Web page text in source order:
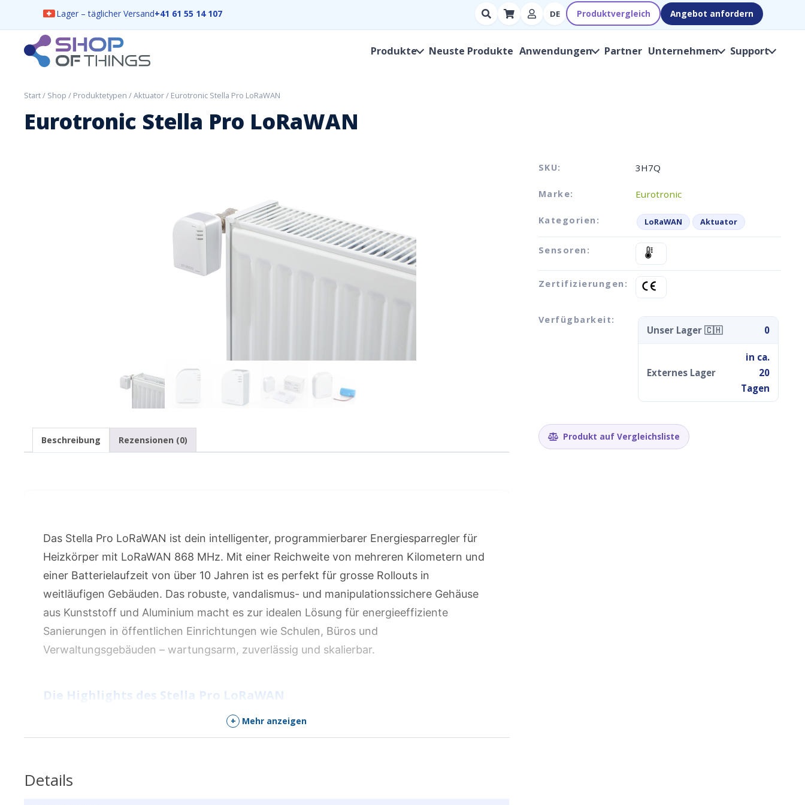
Lager – täglicher Versand+41 61 55 14 107
Suchen
nach
Hersteller,
DE Produktvergleich Angebot anfordern
ShopOfThings
Produkte Neuste Produkte Anwendungen Partner Unternehmen Support
Start/ Shop / Produktetypen /Aktuator/ Eurotronic Stella Pro LoRaWAN
Eurotronic Stella Pro LoRaWAN
SKU: 3H7Q
Marke: Eurotronic
Kategorien: LoRaWAN Aktuator
Sensoren:
Zertifizierungen:
Verfügbarkeit:
Unser Lager 🇨🇭 0
Externes Lager
in ca.
20
Tagen
Produkt auf Vergleichsliste
Beschreibung Rezensionen (0)
Das Stella Pro LoRaWAN ist dein intelligenter, programmierbarer Energiesparregler für
Heizkörper mit LoRaWAN 868 MHz. Mit einer Reichweite von mehreren Kilometern und
einer Batterielaufzeit von über 10 Jahren ist es perfekt für grosse Rollouts in
weitläufigen Gebäuden. Das robuste, vandalismus- und manipulationssichere Gehäuse
aus Kunststoff und Aluminium macht es zur idealen Lösung für energieeffiziente
Sanierungen in öffentlichen Einrichtungen wie Schulen, Büros und
Verwaltungsgebäuden – wartungsarm, zuverlässig und skalierbar.
Die Highlights des Stella Pro LoRaWAN
Intelligenter, programmierbarer Energiesparregler mit LoRaWAN 868 MHz – hohe Reichweite
Wartungsaufwand, ideal für grosse Rollouts.
+ Mehr anzeigen
Details